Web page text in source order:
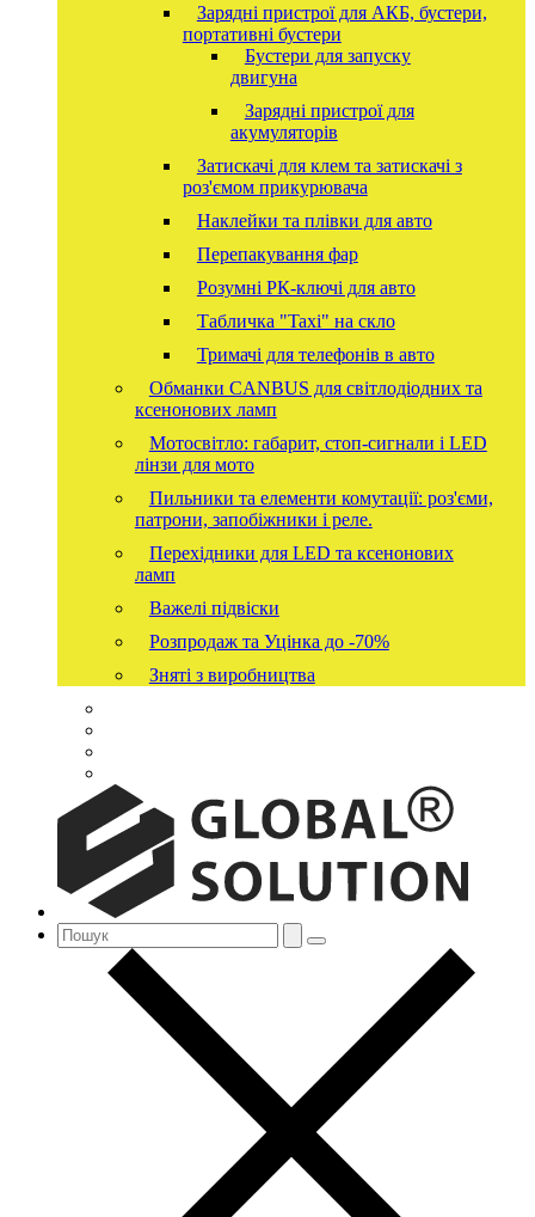
Зарядні пристрої для АКБ, бустери,
портативні бустери
Бустери для запуску
двигуна
Зарядні пристрої для
акумуляторів
Затискачі для клем та затискачі з
роз'ємом прикурювача
Наклейки та плівки для авто
Перепакування фар
Розумні РК-ключі для авто
Табличка "Taxi" на скло
Тримачі для телефонів в авто
Обманки CANBUS для світлодіодних та
ксенонових ламп
Мотосвітло: габарит, стоп-сигнали і LED
лінзи для мото
Пильники та елементи комутації: роз'єми,
патрони, запобіжники і реле.
Перехідники для LED та ксенонових
ламп
Важелі підвіски
Розпродаж та Уцінка до -70%
Зняті з виробництва